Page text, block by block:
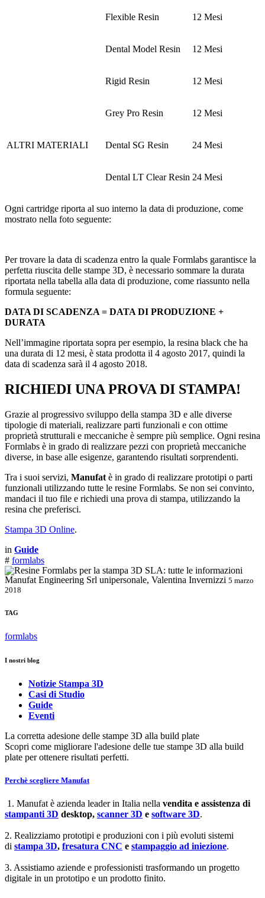
Flexible Resin 12 Mesi
Dental Model Resin 12 Mesi
Rigid Resin 12 Mesi
Grey Pro Resin 12 Mesi
ALTRI MATERIALI Dental SG Resin 24 Mesi
Dental LT Clear Resin 24 Mesi
Ogni cartridge riporta al suo interno la data di produzione, come
mostrato nella foto seguente:
Per trovare la data di scadenza entro la quale Formlabs garantisce la
perfetta riuscita delle stampe 3D, è necessario sommare la durata
riportata nella tabella alla data di produzione, come riassunto nella
formula seguente:
DATA DI SCADENZA = DATA DI PRODUZIONE +
DURATA
Nell’immagine riportata sopra per esempio, la resina black che ha
una durata di 12 mesi, è stata prodotta il 4 agosto 2017, quindi la
data di scadenza sarà il 4 agosto 2018.
RICHIEDI UNA PROVA DI STAMPA!
Grazie al progressivo sviluppo della stampa 3D e alle diverse
tipologie di materiali, realizzare parti funzionali e con ottime
proprietà strutturali e meccaniche è sempre più semplice. Ogni resina
Formlabs è in grado di realizzare pezzi con proprietà meccaniche
diverse, in base alle esigenze, garantendo risultati sorprendenti.
Tra i suoi servizi, Manufat è in grado di realizzare prototipi o parti
funzionali utilizzando tutte le resine Formlabs. Se non sei convinto,
mandaci il tuo file e richiedi una prova di stampa, utilizzando la
resina che preferisci.
Stampa 3D Online.
in Guide
# formlabs
Manufat Engineering Srl unipersonale, Valentina Invernizzi 5 marzo
2018
TAG
formlabs
I nostri blog
Notizie Stampa 3D
Casi di Studio
Guide
Eventi
La corretta adesione delle stampe 3D alla build plate
Scopri come migliorare l'adesione delle tue stampe 3D alla build
plate per ottenere risultati perfetti.
Perchè scegliere Manufat
1. Manufat è azienda leader in Italia nella vendita e assistenza di
stampanti 3D desktop, scanner 3D e software 3D.
2. Realizziamo prototipi e produzioni con i più evoluti sistemi
di stampa 3D, fresatura CNC e stampaggio ad iniezione.
3. Assistiamo aziende e professionisti trasformando un progetto
digitale in un prototipo e un prodotto finito.